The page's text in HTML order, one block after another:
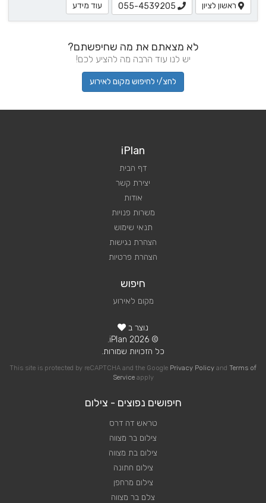
ראשון לציון 055-4539205 עוד מידע
לא מצאתם את מה שחיפשתם?
יש לנו עוד הרבה מה להציע לכם!
לחצ/י לחיפוש מקום לאירוע
iPlan
דף הבית
יצירת קשר
אודות
משרות פנויות
תנאי שימוש
הצהרת נגישות
הצהרת פרטיות
חיפוש
מקום לאירוע
נוצר ב
© 2026 iPlan.
כל הזכויות שמורות.
This site is protected by reCAPTCHA and the Google Privacy Policy and Terms of
Serviceapply
חיפושים נפוצים - צילום
טראש דה דרס
צילום בר מצווה
צילום בת מצווה
צילום חתונה
צילום מרחפן
צלם בר מצווה